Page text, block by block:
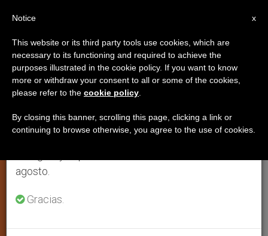
Italia: «Acoger a los musulmanes
sin olvidar la propia identidad»
revistas católicas
NOVIEMBRE 10, 2000 00:00
h e a w h
×
Aviso importante
Del 27 de julio al 7 de agosto haremos la pausa
anual, aprovechando que en el periodo de verano
se generan menos informaciones y también el
agosto.
Gracias.
x
Notice
This website or its third party tools use cookies, which are
necessary to its functioning and required to achieve the
purposes illustrated in the cookie policy. If you want to know
more or withdraw your consent to all or some of the cookies,
please refer to the cookie policy
By closing this banner, scrolling this page, clicking a link or
continuing to browse otherwise, you agree to the use of cookies.